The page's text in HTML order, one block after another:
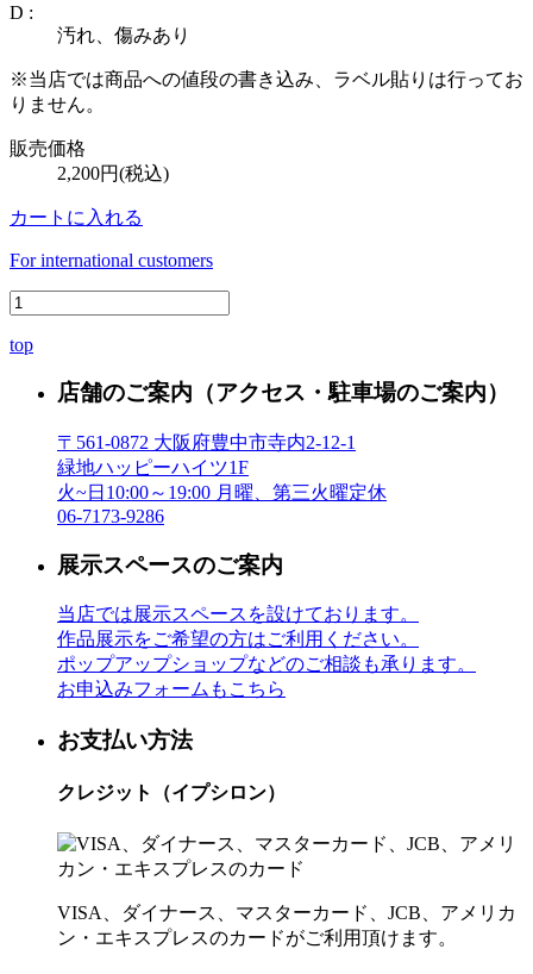
D :
汚れ、傷みあり
※当店では商品への値段の書き込み、ラベル貼りは行ってお
りません。
販売価格
2,200円(税込)
カートに入れる
For international customers
top
店舗のご案内 （アクセス・駐車場のご案内）
〒561-0872 大阪府豊中市寺内2-12-1
緑地ハッピーハイツ1F
火~日10:00～19:00 月曜、第三火曜定休
06-7173-9286
展示スペースのご案内
当店では展示スペースを設けております。
作品展示をご希望の方はご利用ください。
ポップアップショップなどのご相談も承ります。
お申込みフォームもこちら
お支払い方法
クレジット（イプシロン）
VISA、ダイナース、マスターカード、JCB、アメリカ
ン・エキスプレスのカードがご利用頂けます。